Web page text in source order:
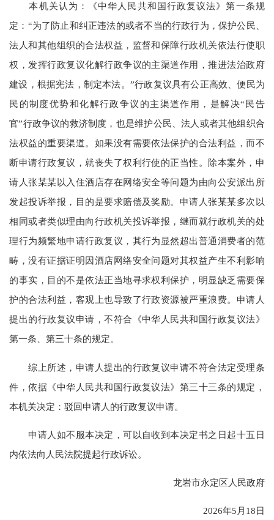
本机关认为：《中华人民共和国行政复议法》第一条规
定：“为了防止和纠正违法的或者不当的行政行为，保护公民、
法人和其他组织的合法权益，监督和保障行政机关依法行使职
权，发挥行政复议化解行政争议的主渠道作用，推进法治政府
建设，根据宪法，制定本法。”行政复议具有公正高效、便民为
民的制度优势和化解行政争议的主渠道作用，是解决“民告
官”行政争议的救济制度，也是维护公民、法人或者其他组织合
法权益的重要渠道。如果没有需要依法保护的合法利益，而不
断申请行政复议，就丧失了权利行使的正当性。除本案外，申
请人张某某以入住酒店存在网络安全等问题为由向公安派出所
发起投诉举报，目的是要求赔偿及奖励。申请人张某某多次以
相同或者类似理由向行政机关投诉举报，继而就行政机关的处
理行为频繁地申请行政复议，其行为显然超出普通消费者的范
畴，没有证据证明因酒店网络安全问题对其权益产生不利影响
的事实，目的不是依法正当地寻求权利保护，明显缺乏需要保
护的合法利益，客观上也导致了行政资源被严重浪费。申请人
提出的行政复议申请，不符合《中华人民共和国行政复议法》
第一条、第三十条的规定。
综上所述，申请人提出的行政复议申请不符合法定受理条
件，依据《中华人民共和国行政复议法》第三十三条的规定，
本机关决定：驳回申请人的行政复议申请。
申请人如不服本决定，可以自收到本决定书之日起十五日
内依法向人民法院提起行政诉讼。
龙岩市永定区人民政府
2026年5月18日